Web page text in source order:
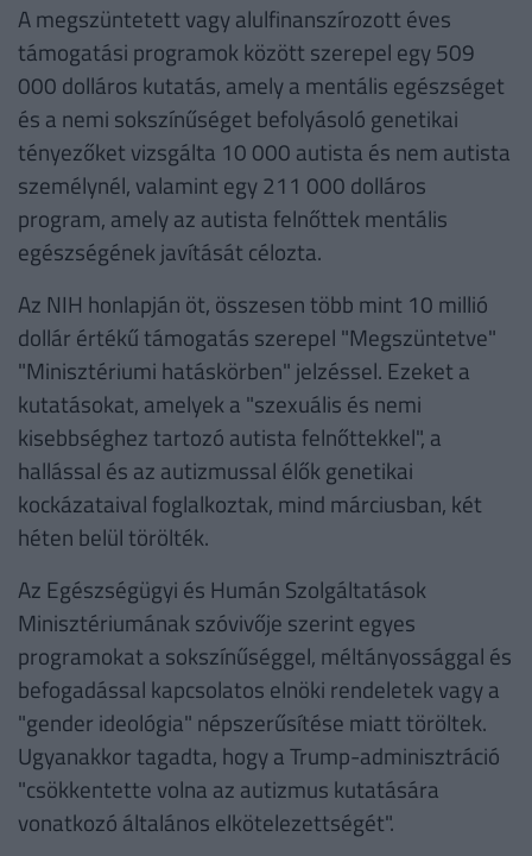
A megszüntetett vagy alulfinanszírozott éves
támogatási programok között szerepel egy 509
000 dolláros kutatás, amely a mentális egészséget
és a nemi sokszínűséget befolyásoló genetikai
tényezőket vizsgálta 10 000 autista és nem autista
személynél, valamint egy 211 000 dolláros
program, amely az autista felnőttek mentális
egészségének javítását célozta.
Az NIH honlapján öt, összesen több mint 10 millió
dollár értékű támogatás szerepel "Megszüntetve"
"Minisztériumi hatáskörben" jelzéssel. Ezeket a
kutatásokat, amelyek a "szexuális és nemi
kisebbséghez tartozó autista felnőttekkel", a
hallással és az autizmussal élők genetikai
kockázataival foglalkoztak, mind márciusban, két
héten belül törölték.
Az Egészségügyi és Humán Szolgáltatások
Minisztériumának szóvivője szerint egyes
programokat a sokszínűséggel, méltányossággal és
befogadással kapcsolatos elnöki rendeletek vagy a
"gender ideológia" népszerűsítése miatt töröltek.
Ugyanakkor tagadta, hogy a Trump-adminisztráció
"csökkentette volna az autizmus kutatására
vonatkozó általános elkötelezettségét".